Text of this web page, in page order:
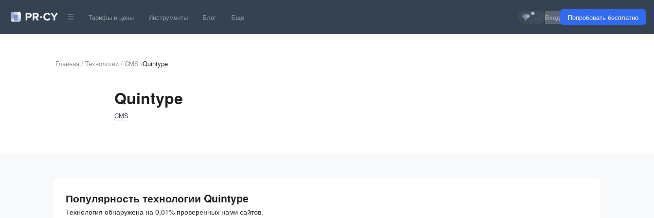
Тарифы и цены Инструменты Блог Ещё ... Вход Попробовать бесплатно
Главная / Технологии / CMS /Quintype
Quintype
CMS
Популярность технологии Quintype
Технология обнаружена на 0,01% проверенных нами сайтов.